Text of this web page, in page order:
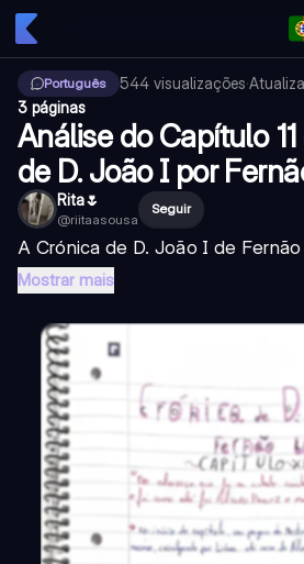
Português 544 visualizações·
3 páginas
Análise do Capítulo
de D. João I por
Rita🌷
@riitaasousa
Seguir
A Crónica de D. João I de
Mostrar mais